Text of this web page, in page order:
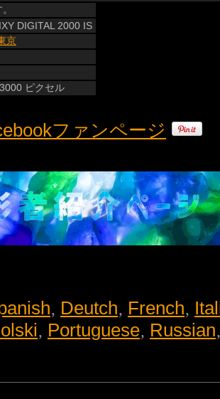
DIGITAL 2000 IS
京
ピクセル
ファンページ
, Deutch, French,
, Portuguese, Russian